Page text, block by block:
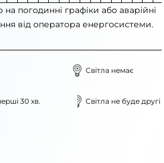
на погодинні графіки або аварійні
від оператора енергосистеми.
Світла немає
30 хв. Світла не буде другі